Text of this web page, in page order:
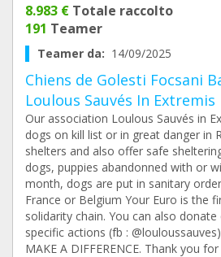
8.983 € Totale raccolto
191 Teamer
Teamer da: 14/09/2025
Chiens de Golesti Focsani
Loulous Sauvés In Extremis
Our association Loulous Sauvés in
dogs on kill list or in great danger in
shelters and also offer safe
dogs, puppies abandonned with or
month, dogs are put in sanitary
France or Belgium Your Euro is the
solidarity chain. You can also
specific actions (fb :
MAKE A DIFFERENCE. Thank you